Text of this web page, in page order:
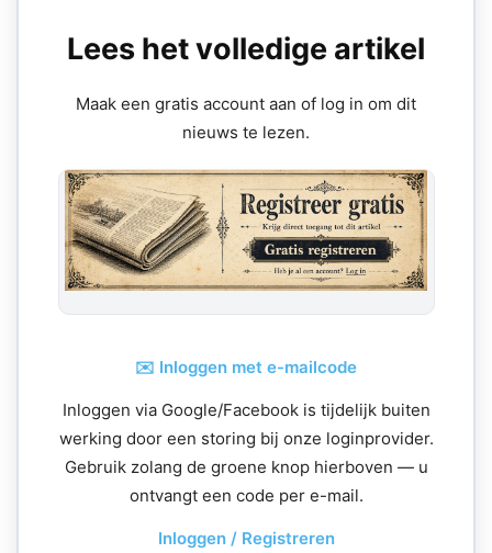
Lees het volledige artikel
Maak een gratis account aan of log in om dit
nieuws te lezen.
✉️ Inloggen met e-mailcode
Inloggen via Google/Facebook is tijdelijk buiten
werking door een storing bij onze loginprovider.
Gebruik zolang de groene knop hierboven — u
ontvangt een code per e-mail.
Inloggen / Registreren